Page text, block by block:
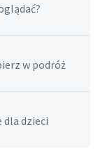
w podróż
dla dzieci